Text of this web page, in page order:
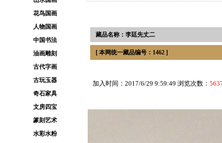
花鸟国画
人物国画
中国书法
油画雕刻
古代字画
古玩玉器
奇石家具
文房四宝
篆刻艺术
水彩水粉
藏品名称：李廷先丈二
[ 本网统一藏品编号：1462 ]
加入时间：2017/6/29 9:59:49 浏览次数：